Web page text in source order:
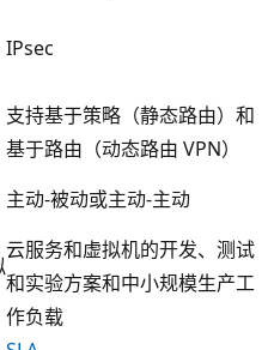
IPsec
支持基于策略（静态路由）和
基于路由（动态路由 VPN）
主动-被动或主动-主动
云服务和虚拟机的开发、测试
和实验方案和中小规模生产工
作负载